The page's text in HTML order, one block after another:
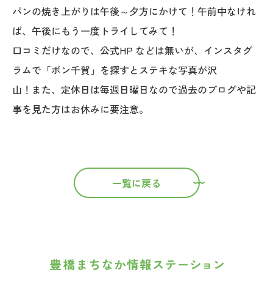
パンの焼き上がりは午後～夕方にかけて！午前中なけれ
ば、午後にもう一度トライしてみて！
口コミだけなので、公式HP などは無いが、インスタグ
ラムで「ボン千賀」を探すとステキな写真が沢
山！また、定休日は毎週日曜日なので過去のブログや記
事を見た方はお休みに要注意。
一覧に戻る